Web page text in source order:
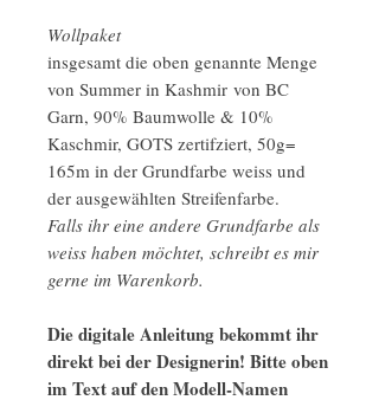
Wollpaket
insgesamt die oben genannte Menge
von Summer in Kashmir von BC
Garn, 90% Baumwolle & 10%
Kaschmir, GOTS zertifziert, 50g=
165m in der Grundfarbe weiss und
der ausgewählten Streifenfarbe.
Falls ihr eine andere Grundfarbe als
weiss haben möchtet, schreibt es mir
gerne im Warenkorb.
Die digitale Anleitung bekommt ihr
direkt bei der Designerin! Bitte oben
im Text auf den Modell-Namen